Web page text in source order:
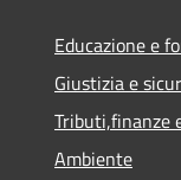
Educazione e
Giustizia e
Tributi,finanze
Ambiente